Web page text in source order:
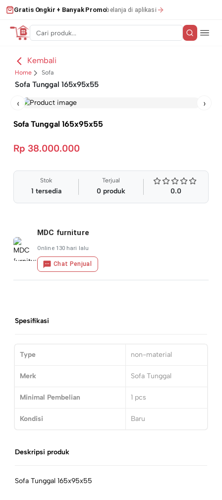
Gratis Ongkir + Banyak Promobelanja di aplikasi
Kembali
Home Sofa
Sofa Tunggal 165x95x55
‹ ›
Sofa Tunggal 165x95x55
Rp 38.000.000
Stok
1 tersedia
Terjual
0 produk 0.0
MDC furniture
Online 130 hari lalu
Chat Penjual
Spesifikasi
Type non-material
Merk Sofa Tunggal
Minimal Pembelian 1 pcs
Kondisi Baru
Deskripsi produk
Sofa Tunggal 165x95x55